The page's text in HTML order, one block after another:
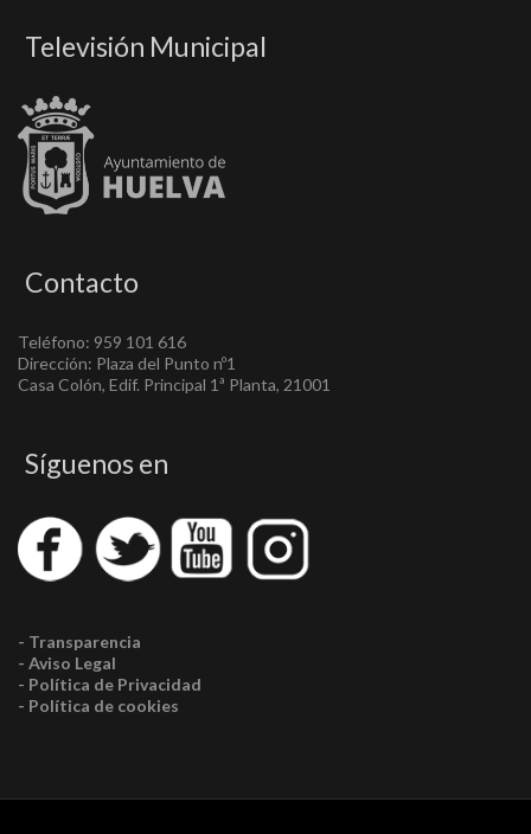
Televisión Municipal
Contacto
Teléfono: 959 101 616
Dirección: Plaza del Punto nº1
Casa Colón, Edif. Principal 1ª Planta, 21001
Síguenos en
- Transparencia
- Aviso Legal
- Política de Privacidad
- Política de cookies